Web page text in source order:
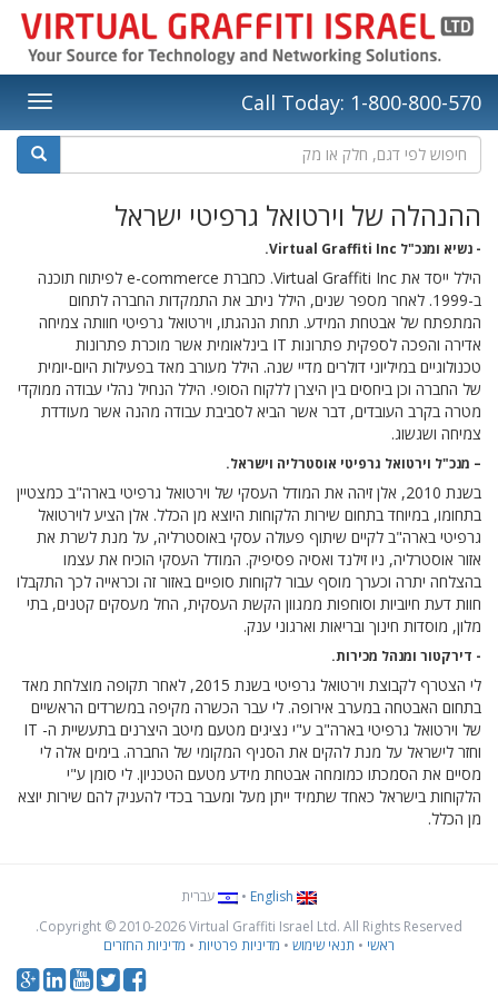
Call Today: 1-800-800-570
ההנהלה של וירטואל גרפיטי ישראל
- נשיא ומנכ"ל Virtual Graffiti Inc.
הילל ייסד את Virtual Graffiti Inc. כחברת e-commerce לפיתוח תוכנה
ב-1999. לאחר מספר שנים, הילל ניתב את התמקדות החברה לתחום
המתפתח של אבטחת המידע. תחת הנהגתו, וירטואל גרפיטי חוותה צמיחה
אדירה והפכה לספקית פתרונות IT בינלאומית אשר מוכרת פתרונות
טכנולוגיים במיליוני דולרים מדיי שנה. הילל מעורב מאד בפעילות היום-יומית
של החברה וכן ביחסים בין היצרן ללקוח הסופי. הילל הנחיל נהלי עבודה ממוקדי
מטרה בקרב העובדים, דבר אשר הביא לסביבת עבודה מהנה אשר מעודדת
צמיחה ושגשוג.
– מנכ"ל וירטואל גרפיטי אוסטרליה וישראל.
בשנת 2010, אלן זיהה את המודל העסקי של וירטואל גרפיטי בארה"ב כמצטיין
בתחומו, במיוחד בתחום שירות הלקוחות היוצא מן הכלל. אלן הציע לוירטואל
גרפיטי בארה"ב לקיים שיתוף פעולה עסקי באוסטרליה, על מנת לשרת את
אזור אוסטרליה, ניו זילנד ואסיה פסיפיק. המודל העסקי הוכיח את עצמו
בהצלחה יתרה וכערך מוסף עבור לקוחות סופיים באזור זה וכראייה לכך התקבלו
חוות דעת חיוביות וסוחפות ממגוון הקשת העסקית, החל מעסקים קטנים, בתי
מלון, מוסדות חינוך ובריאות וארגוני ענק.
- דירקטור ומנהל מכירות.
לי הצטרף לקבוצת וירטואל גרפיטי בשנת 2015, לאחר תקופה מוצלחת מאד
בתחום האבטחה במערב אירופה. לי עבר הכשרה מקיפה במשרדים הראשיים
של וירטואל גרפיטי בארה"ב ע"י נציגים מטעם מיטב היצרנים בתעשיית ה- IT
וחזר לישראל על מנת להקים את הסניף המקומי של החברה. בימים אלה לי
מסיים את הסמכתו כמומחה אבטחת מידע מטעם הטכניון. לי סומן ע"י
הלקוחות בישראל כאחד שתמיד ייתן מעל ומעבר בכדי להעניק להם שירות יוצא
מן הכלל.
•
עברית
Copyright © 2010-2026 Virtual Graffiti Israel Ltd. All Rights Reserved.
ראשי • תנאי שימוש • מדיניות פרטיות • מדיניות החזרים